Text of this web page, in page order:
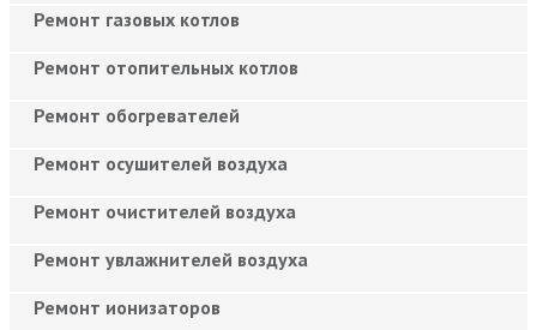
Ремонт газовых котлов
Ремонт отопительных котлов
Ремонт обогревателей
Ремонт осушителей воздуха
Ремонт очистителей воздуха
Ремонт увлажнителей воздуха
Ремонт ионизаторов